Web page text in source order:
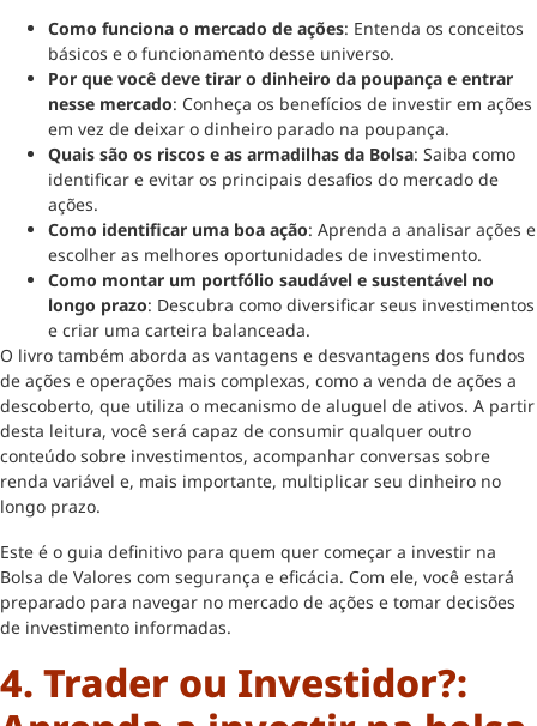
Como funciona o mercado de ações: Entenda os conceitos
básicos e o funcionamento desse universo.
Por que você deve tirar o dinheiro da poupança e entrar
nesse mercado: Conheça os benefícios de investir em ações
em vez de deixar o dinheiro parado na poupança.
Quais são os riscos e as armadilhas da Bolsa: Saiba como
identificar e evitar os principais desafios do mercado de
ações.
Como identificar uma boa ação: Aprenda a analisar ações e
escolher as melhores oportunidades de investimento.
Como montar um portfólio saudável e sustentável no
longo prazo: Descubra como diversificar seus investimentos
e criar uma carteira balanceada.
O livro também aborda as vantagens e desvantagens dos fundos
de ações e operações mais complexas, como a venda de ações a
descoberto, que utiliza o mecanismo de aluguel de ativos. A partir
desta leitura, você será capaz de consumir qualquer outro
conteúdo sobre investimentos, acompanhar conversas sobre
renda variável e, mais importante, multiplicar seu dinheiro no
longo prazo.
Este é o guia definitivo para quem quer começar a investir na
Bolsa de Valores com segurança e eficácia. Com ele, você estará
preparado para navegar no mercado de ações e tomar decisões
de investimento informadas.
4. Trader ou Investidor?: